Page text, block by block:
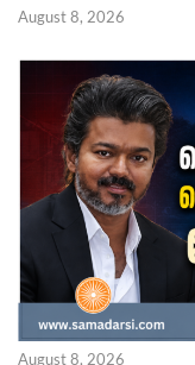
August 8, 2026
August 8, 2026